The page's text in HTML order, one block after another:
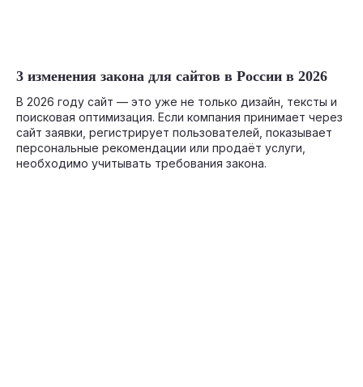
3 изменения закона для сайтов в России в 2026
В 2026 году сайт — это уже не только дизайн, тексты и
поисковая оптимизация. Если компания принимает через
сайт заявки, регистрирует пользователей, показывает
персональные рекомендации или продаёт услуги,
необходимо учитывать требования закона.